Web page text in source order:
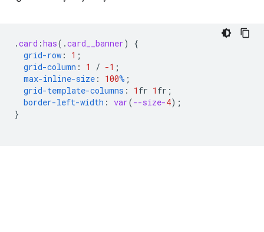
.card :has( .card__banner)
{
grid-row : 1 ;
grid-column : 1 / -1 ;
max-inline-size : 100% ;
grid-template-columns : 1 fr 1 fr ;
border-left-width : var(--size-4);
}